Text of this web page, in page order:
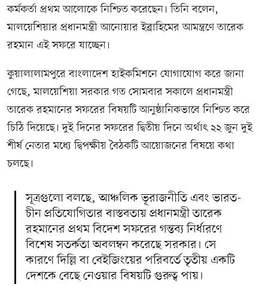
কর্মকর্তা প্রথম আলোকে নিশ্চিত করেছেন। তিনি বলেন,
মালয়েশিয়ার প্রধানমন্ত্রী আনোয়ার ইব্রাহিমের আমন্ত্রণে তারেক
রহমান এই সফরে যাচ্ছেন।
কুয়ালালামপুরে বাংলাদেশ হাইকমিশনে যোগাযোগ করে জানা
গেছে, মালয়েশিয়া সরকার গত সোমবার সকালে প্রধানমন্ত্রী
তারেক রহমানের সফরের বিষয়টি আনুষ্ঠানিকভাবে নিশ্চিত করে
চিঠি দিয়েছে। দুই দিনের সফরের দ্বিতীয় দিনে অর্থাৎ ২২ জুন দুই
শীর্ষ নেতার মধ্যে দ্বিপক্ষীয় বৈঠকটি আয়োজনের বিষয়ে কথা
চলছে।
সূত্রগুলো বলছে, আঞ্চলিক ভূরাজনীতি এবং ভারত-
চীন প্রতিযোগিতার বাস্তবতায় প্রধানমন্ত্রী তারেক
রহমানের প্রথম বিদেশ সফরের গন্তব্য নির্ধারণে
বিশেষ সতর্কতা অবলম্বন করেছে সরকার। সে
কারণে দিল্লি বা বেইজিংয়ের পরিবর্তে তৃতীয় একটি
দেশকে বেছে নেওয়ার বিষয়টি গুরুত্ব পায়।